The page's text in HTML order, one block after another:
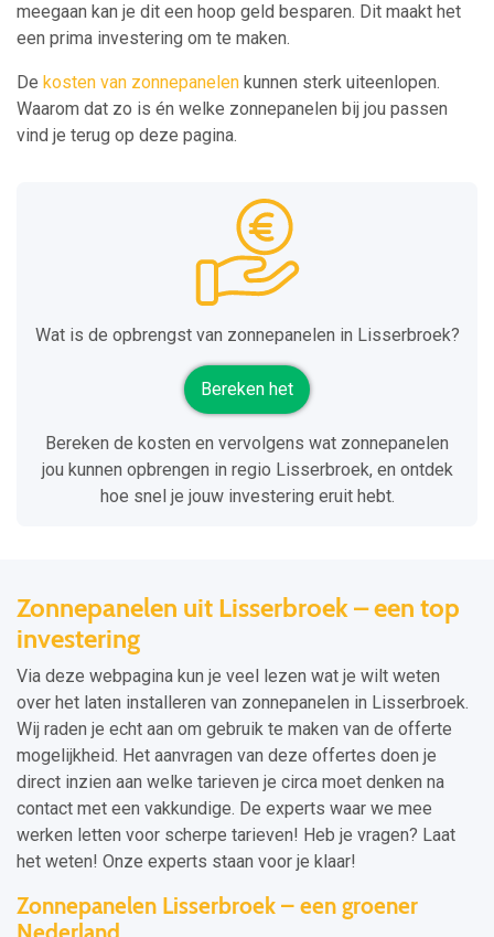
meegaan kan je dit een hoop geld besparen. Dit maakt het
een prima investering om te maken.
De kosten van zonnepanelen kunnen sterk uiteenlopen.
Waarom dat zo is én welke zonnepanelen bij jou passen
vind je terug op deze pagina.
Wat is de opbrengst van zonnepanelen in Lisserbroek?
Bereken het
Bereken de kosten en vervolgens wat zonnepanelen
jou kunnen opbrengen in regio Lisserbroek, en ontdek
hoe snel je jouw investering eruit hebt.
Zonnepanelen uit Lisserbroek – een top
investering
Via deze webpagina kun je veel lezen wat je wilt weten
over het laten installeren van zonnepanelen in Lisserbroek.
Wij raden je echt aan om gebruik te maken van de offerte
mogelijkheid. Het aanvragen van deze offertes doen je
direct inzien aan welke tarieven je circa moet denken na
contact met een vakkundige. De experts waar we mee
werken letten voor scherpe tarieven! Heb je vragen? Laat
het weten! Onze experts staan voor je klaar!
Zonnepanelen Lisserbroek – een groener